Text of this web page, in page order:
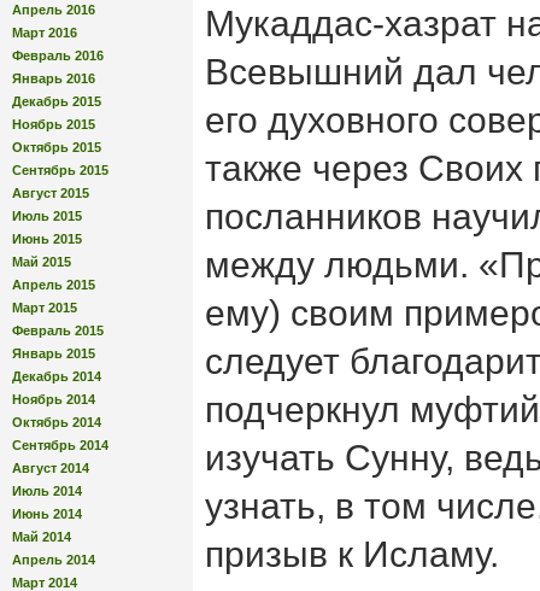
Апрель 2016
Март 2016
Февраль 2016
Январь 2016
Декабрь 2015
Ноябрь 2015
Октябрь 2015
Сентябрь 2015
Август 2015
Июль 2015
Июнь 2015
Май 2015
Апрель 2015
Март 2015
Февраль 2015
Январь 2015
Декабрь 2014
Ноябрь 2014
Октябрь 2014
Сентябрь 2014
Август 2014
Июль 2014
Июнь 2014
Май 2014
Апрель 2014
Март 2014
Мукаддас-хазрат
Всевышний дал
его духовного
также через Своих
посланников
между людьми.
ему) своим
следует
подчеркнул
изучать Сунну,
узнать, в том
призыв к Исламу.